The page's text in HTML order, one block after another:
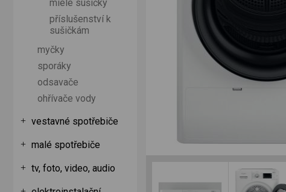
miele sušičky
příslušenství k
sušičkám
myčky
sporáky
odsavače
ohřívače vody
vestavné spotřebiče
malé spotřebiče
tv, foto, video, audio